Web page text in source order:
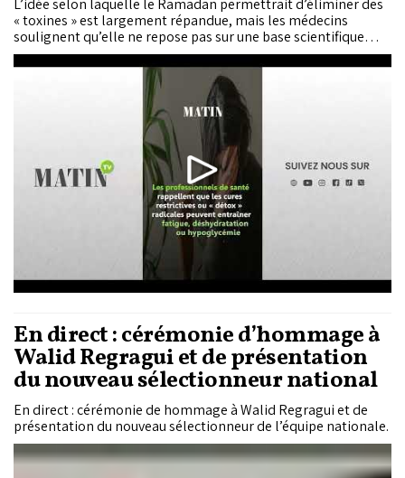
L’idée selon laquelle le Ramadan permettrait d’éliminer des
« toxines » est largement répandue, mais les médecins
soulignent qu’elle ne repose pas sur une base scientifique
solide. Ils rappellent que les cures restrictives ou « détox »
radicales peuvent entraîner fatigue, déshydratation ou
En direct : cérémonie d’hommage à
Walid Regragui et de présentation
du nouveau sélectionneur national
En direct : cérémonie de hommage à Walid Regragui et de
présentation du nouveau sélectionneur de l’équipe nationale.